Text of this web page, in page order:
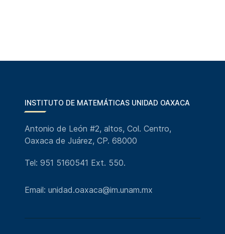
INSTITUTO DE MATEMÁTICAS UNIDAD OAXACA
Antonio de León #2, altos, Col. Centro,
Oaxaca de Juárez, CP. 68000
Tel: 951 5160541 Ext. 550.
Email: unidad.oaxaca@im.unam.mx